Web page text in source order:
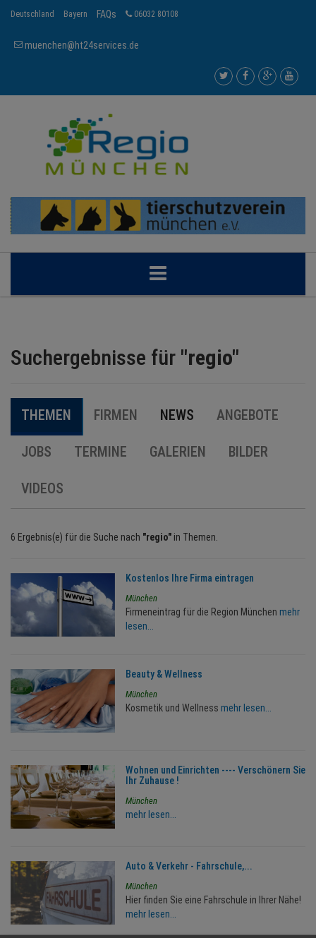
Deutschland Bayern FAQs 06032 80108
muenchen@ht24services.de
BRANCHEN
TERMINE
ANGEBOTE
JOBS
Suchergebnisse für "regio"
THEMEN FIRMEN NEWS ANGEBOTE
JOBS TERMINE GALERIEN BILDER
VIDEOS
6 Ergebnis(e) für die Suche nach "regio" in Themen.
Kostenlos Ihre Firma eintragen
München
Firmeneintrag für die Region München mehr
lesen...
Beauty & Wellness
München
Kosmetik und Wellness mehr lesen...
Wohnen und Einrichten ---- Verschönern Sie
Ihr Zuhause !
München
mehr lesen...
Auto & Verkehr - Fahrschule,...
München
Hier finden Sie eine Fahrschule in Ihrer Nähe!
mehr lesen...